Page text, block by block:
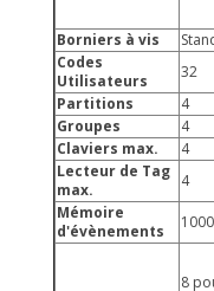
Borniers à vis
Codes
Utilisateurs
32
Partitions
4
Groupes
4
Claviers max.
4
Lecteur de Tag
max.
4
Mémoire
d'évènements
1000
8